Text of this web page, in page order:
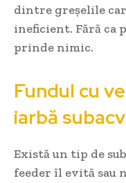
dintre greșelile
ineficient. Fără ca
prinde nimic.
Fundul cu
iarbă
Există un tip de
feeder îl evită sau